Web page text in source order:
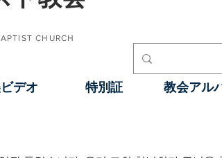
CHURCH
デオ 特別証 教会アル